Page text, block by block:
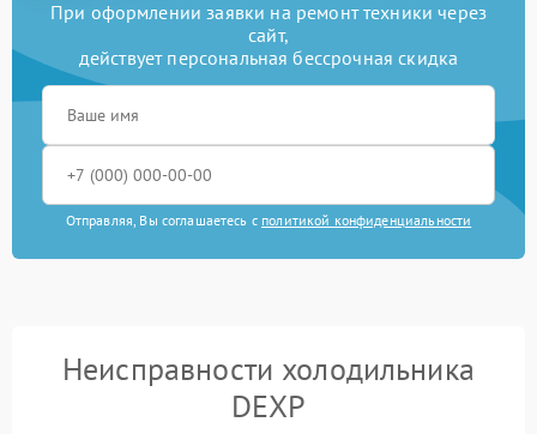
При оформлении заявки на ремонт техники через
сайт,
действует персональная бессрочная скидка
Отправляя, Вы соглашаетесь с политикой конфиденциальности
Неисправности холодильника
DEXP